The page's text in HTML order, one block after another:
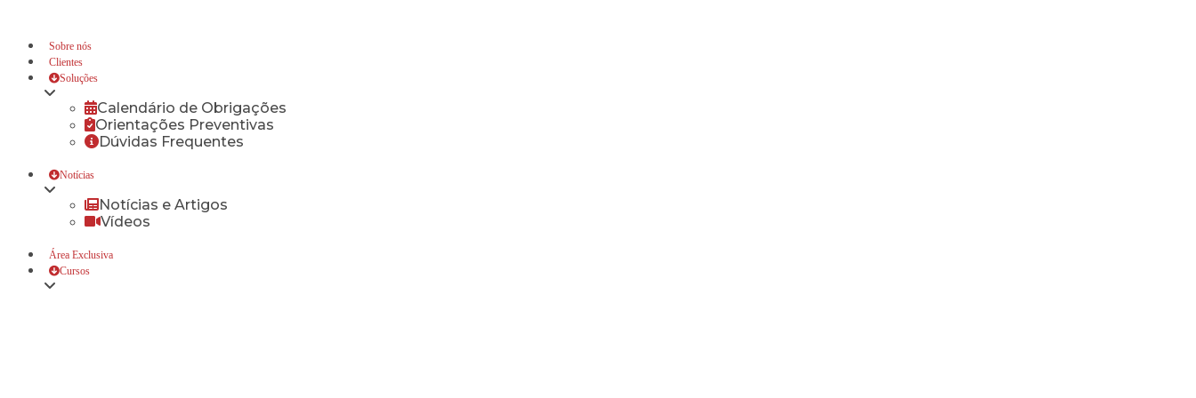
Sobre nós
Clientes
Soluções
Calendário de Obrigações
Orientações Preventivas
Dúvidas Frequentes
Notícias
Notícias e Artigos
Vídeos
Área Exclusiva
Cursos